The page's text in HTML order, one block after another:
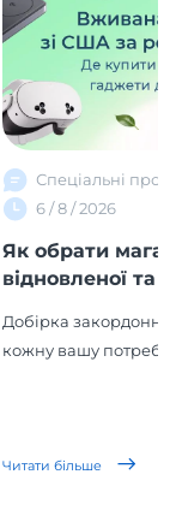
Спеціальні
6 / 8 / 2026
Як обрати
відновленої та
Добірка
кожну вашу потребу!
Читати більше